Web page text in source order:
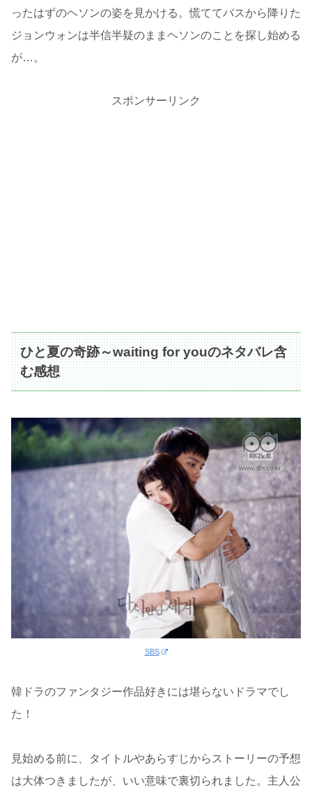
ったはずのヘソンの姿を見かける。慌ててバスから降りた
ジョンウォンは半信半疑のままヘソンのことを探し始める
が…。
スポンサーリンク
ひと夏の奇跡～waiting for youのネタバレ含
む感想
SBS
韓ドラのファンタジー作品好きには堪らないドラマでし
た！
見始める前に、タイトルやあらすじからストーリーの予想
は大体つきましたが、いい意味で裏切られました。主人公